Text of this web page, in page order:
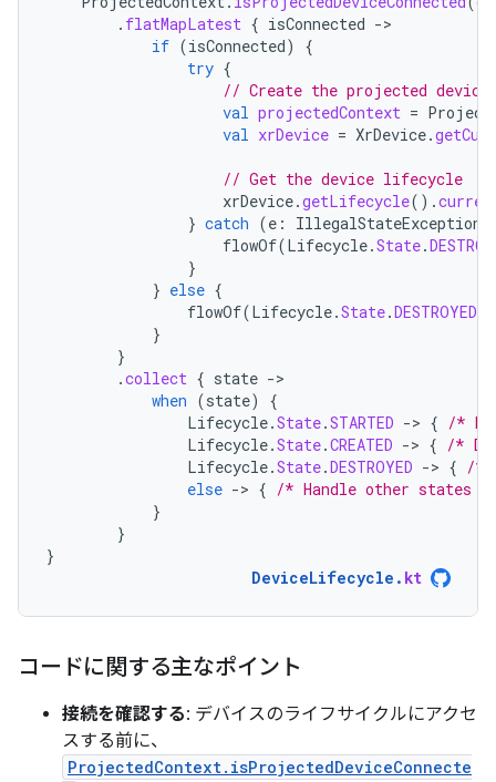
. flatMapLatest { isConnected -
if (isConnected)
{
try {
// Create the projected device
val projectedContext =
val xrDevice = XrDevice.
// Get the device lifecycle
xrDevice.getLifecycle().
} catch (e : IllegalStateException
flowOf(Lifecycle.State.
}
} else {
flowOf(Lifecycle.State.DESTROYED
}
}
.collect { state -
when (state)
{
Lifecycle.State.STARTED -> { /*
Lifecycle.State.CREATED -> { /*
Lifecycle.State.DESTROYED -> { /*
else -> { /* Handle other states
}
}
}
DeviceLifecycle . kt
コードに関する主なポイント
接続を確認する: デバイスのライフサイクルにアクセ
スする前に、
ProjectedContext.isProjectedDeviceConnecte